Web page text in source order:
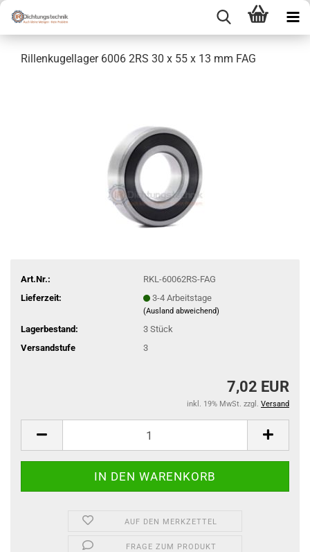
Rillenkugellager 6006 2RS 30 x 55 x 13 mm FAG
Art.Nr.:
RKL-60062RS-FAG
Lieferzeit:
3-4 Arbeitstage
(Ausland abweichend)
Lagerbestand: 3 Stück
Versandstufe
3
7,02 EUR
inkl. 19% MwSt. zzgl. Versand
AUF DEN MERKZETTEL
FRAGE ZUM PRODUKT